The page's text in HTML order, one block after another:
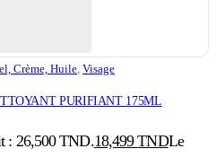
Crème, Huile Visage
PURIFIANT 175ML
: 26,500 TND.18,499TNDLe